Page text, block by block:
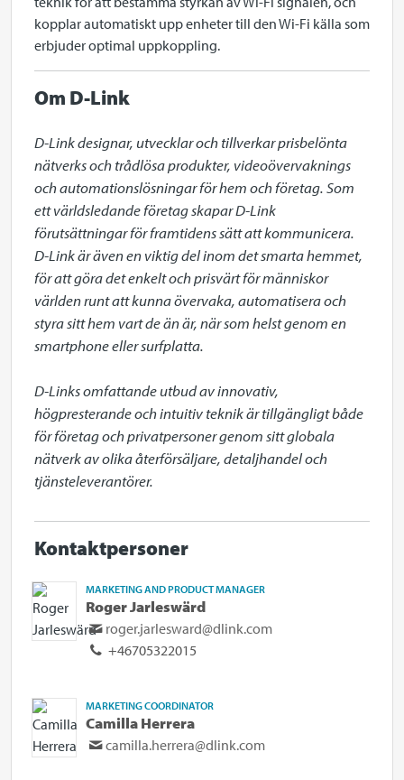
kopplar automatiskt upp enheter till den Wi-Fi källa som
erbjuder optimal uppkoppling.
Om D-Link
D-Link designar, utvecklar och tillverkar prisbelönta
nätverks och trådlösa produkter, videoövervaknings
och automationslösningar för hem och företag. Som
ett världsledande företag skapar D-Link
förutsättningar för framtidens sätt att kommunicera.
D-Link är även en viktig del inom det smarta hemmet,
för att göra det enkelt och prisvärt för människor
världen runt att kunna övervaka, automatisera och
styra sitt hem vart de än är, när som helst genom en
smartphone eller surfplatta.
D-Links omfattande utbud av innovativ,
högpresterande och intuitiv teknik är tillgängligt både
för företag och privatpersoner genom sitt globala
nätverk av olika återförsäljare, detaljhandel och
tjänsteleverantörer.
Kontaktpersoner
MARKETING AND PRODUCT MANAGER
Roger Jarleswärd
roger.jarlesward@dlink.com
+46705322015
MARKETING COORDINATOR
Camilla Herrera
camilla.herrera@dlink.com